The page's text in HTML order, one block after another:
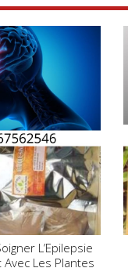
POUR VOIR
L’Epilepsie
Les Plantes